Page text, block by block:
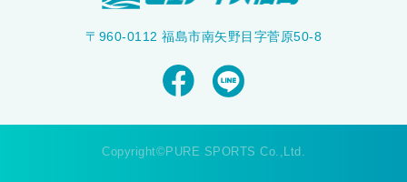
〒960-0112 福島市南矢野目字菅原50-8
Copyright©PURE SPORTS Co.,Ltd.